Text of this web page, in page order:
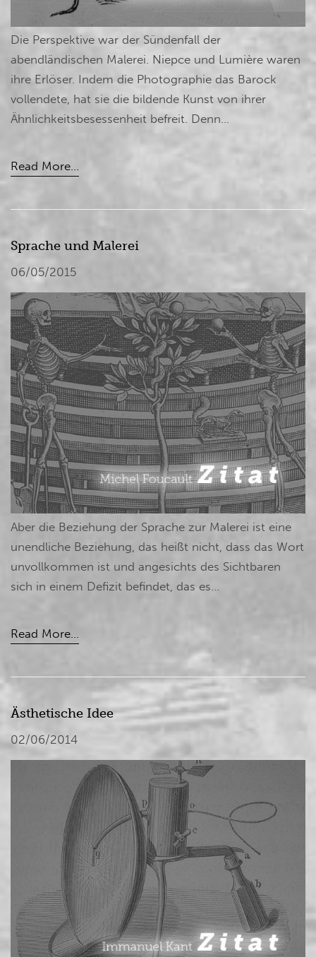
Die Perspektive war der Sündenfall der
abendländischen Malerei. Niepce und Lumière waren
ihre Erlöser. Indem die Photographie das Barock
vollendete, hat sie die bildende Kunst von ihrer
Ähnlichkeitsbesessenheit befreit. Denn...
Read More...
Sprache und Malerei
06/05/2015
Aber die Beziehung der Sprache zur Malerei ist eine
unendliche Beziehung, das heißt nicht, dass das Wort
unvollkommen ist und angesichts des Sichtbaren
sich in einem Defizit befindet, das es...
Read More...
Ästhetische Idee
02/06/2014